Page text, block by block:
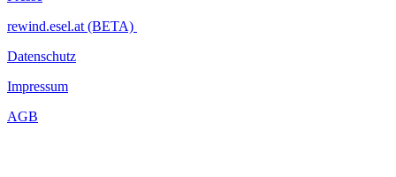
rewind.esel.at (BETA)
Datenschutz
Impressum
AGB